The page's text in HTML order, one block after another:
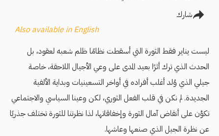
شارك
Also available in English
ليست يناير فقط الثورة التي أسقطت نظامًا ظلم شعبه لعقود، بل
الحدث الذي ترك أثرًا بعيد المدى على وعي الأجيال اللاحقة، خاصة
جيلي الذي وُلد أغلب أفراده في أواخر التسعينيات وبداية الألفية
الجديدة. لم نكن في قلب الفعل الثوري، لكن وعينا السياسي والاجتماعي
تكوَّن على أنقاض آمال الثورة وإخفاقاتها، لذا نظرتنا للثورة تختلف جذريًا
عن نظرة الجيل الذي صنعها وعاشها.